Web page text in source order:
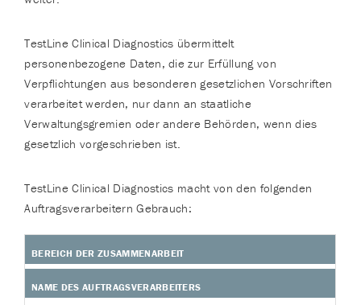
TestLine Clinical Diagnostics übermittelt
personenbezogene Daten, die zur Erfüllung von
Verpflichtungen aus besonderen gesetzlichen Vorschriften
verarbeitet werden, nur dann an staatliche
Verwaltungsgremien oder andere Behörden, wenn dies
gesetzlich vorgeschrieben ist.
TestLine Clinical Diagnostics macht von den folgenden
Auftragsverarbeitern Gebrauch:
BEREICH DER ZUSAMMENARBEIT
NAME DES AUFTRAGSVERARBEITERS